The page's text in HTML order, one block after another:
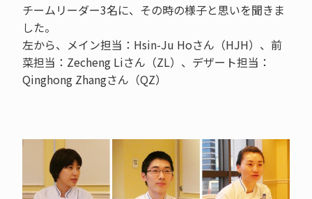
チームリーダー3名に、その時の様子と思いを聞きま
した。
左から、メイン担当：Hsin-Ju Hoさん（HJH）、前
菜担当：Zecheng Liさん（ZL）、デザート担当：
Qinghong Zhangさん（QZ）